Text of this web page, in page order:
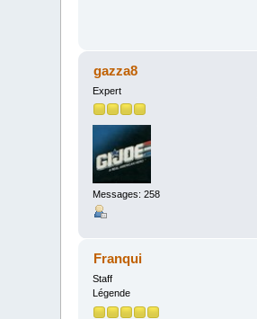
gazza8
Expert
Messages: 258
Franqui
Staff
Légende